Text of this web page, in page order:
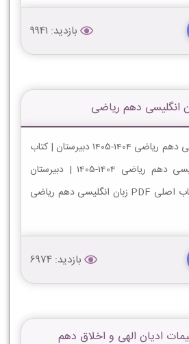
بازدید: 9941
انگلیسی دهم ریاضی
دانلود کتاب زبان انگلیسی دهم ریاضی 1404-1405 دبیرستان | کتاب
اصلی PDF زبان انگلیسی دهم ریاضی 1404-1405 | دبیرستان
دانلود PDF رایگان | کتاب اصلی PDF زبان انگلیسی دهم ریاضی
بازدید: 6974
ادیان الهی و اخلاق دهم